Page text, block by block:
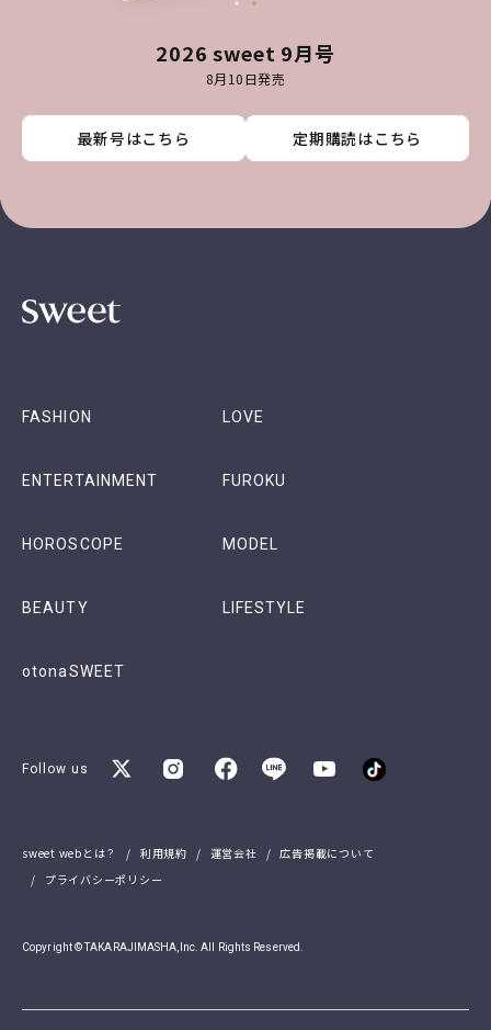
2026 sweet 9月号
8月10日発売
最新号はこちら 定期購読はこちら
最新号はこちら 定期購読はこちら
最新号はこちら 定期購読はこちら
最新号はこちら 定期購読はこちら
FASHION LOVE
ENTERTAINMENT FUROKU
HOROSCOPE MODEL
BEAUTY LIFESTYLE
otonaSWEET
Follow us
sweet webとは？ 利用規約 運営会社
広告掲載について
プライバシーポリシー
Copyright © TAKARAJIMASHA,Inc. All Rights Reserved.